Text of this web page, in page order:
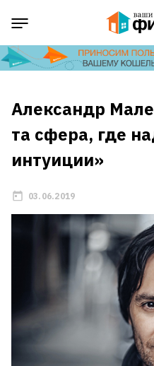
Александр
та сфера, где
интуиции»
03.06.2019